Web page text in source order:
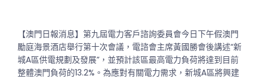
【澳門日報消息】第九屆電力客戶諮詢委員會今日下午假澳門
勵庭海景酒店舉行第十次會議，電諮會主席黃國勝會後講述“新
城A區供電規劃及發展”，並預計該區最高電力負荷將達到目前
整體澳門負荷的13.2%。為應對有關電力需求，新城A區將興建